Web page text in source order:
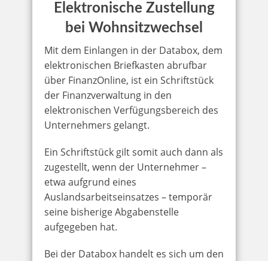
Elektronische Zustellung
bei Wohnsitzwechsel
Mit dem Einlangen in der Databox, dem
elektronischen Briefkasten abrufbar
über FinanzOnline, ist ein Schriftstück
der Finanzverwaltung in den
elektronischen Verfügungsbereich des
Unternehmers gelangt.
Ein Schriftstück gilt somit auch dann als
zugestellt, wenn der Unternehmer –
etwa aufgrund eines
Auslandsarbeitseinsatzes – temporär
seine bisherige Abgabenstelle
aufgegeben hat.
Bei der Databox handelt es sich um den